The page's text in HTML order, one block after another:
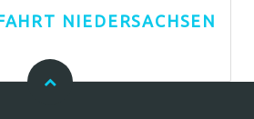
NIEDERSACHSEN